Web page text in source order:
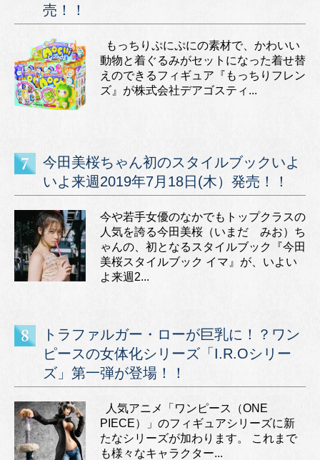
売！！
もっちりぷにぷにの素材で、かわいい
動物と着ぐるみがセットになった着せ替
えのできるフィギュア『もっちりフレン
ズ』が株式会社デアゴスティ...
今田美桜ちゃん初のスタイルブックいよ
いよ来週2019年7月18日(木）発売！！
今や若手女優のなかでもトップクラスの
人気を誇る今田美桜（いまだ みお）ち
ゃんの、初となるスタイルブック『今田
美桜スタイルブック イマ』が、いよい
よ来週2...
トラファルガー・ローが巨乳に！？ワン
ピースの女体化シリーズ「I.R.Oシリー
ズ」第一弾が登場！！
人気アニメ「ワンピース（ONE
PIECE）」のフィギュアシリーズに新
たなシリーズが加わります。 これまで
も様々なキャラクター...